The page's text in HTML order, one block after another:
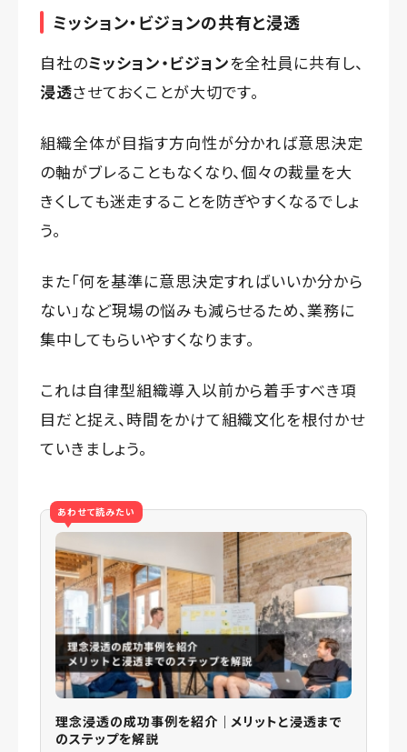
ミッション・ビジョンの共有と浸透
自社のミッション・ビジョンを全社員に共有し、
浸透させておくことが大切です。
組織全体が目指す方向性が分かれば意思決定
の軸がブレることもなくなり、個々の裁量を大
きくしても迷走することを防ぎやすくなるでしょ
う。
また「何を基準に意思決定すればいいか分から
ない」など現場の悩みも減らせるため、業務に
集中してもらいやすくなります。
これは自律型組織導入以前から着手すべき項
目だと捉え、時間をかけて組織文化を根付かせ
ていきましょう。
あわせて読みたい
理念浸透の成功事例を紹介｜メリットと浸透まで
のステップを解説